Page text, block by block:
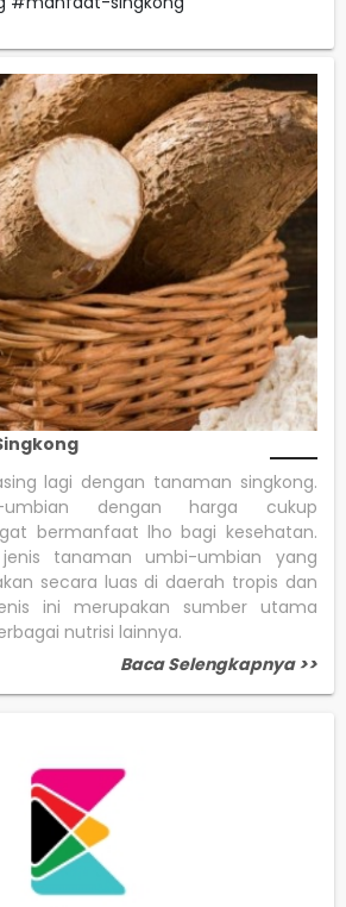
lagi dengan tanaman singkong.
umbian dengan harga cukup
bermanfaat lho bagi kesehatan.
jenis tanaman umbi-umbian yang
secara luas di daerah tropis dan
ini merupakan sumber utama
nutrisi lainnya.
Baca Selengkapnya >>